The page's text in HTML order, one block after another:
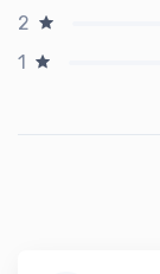
2
1